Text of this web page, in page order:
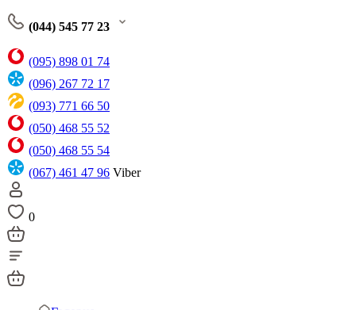
(044) 545 77 23
(095) 898 01 74
(096) 267 72 17
(093) 771 66 50
(050) 468 55 52
(050) 468 55 54
(067) 461 47 96 Viber
0